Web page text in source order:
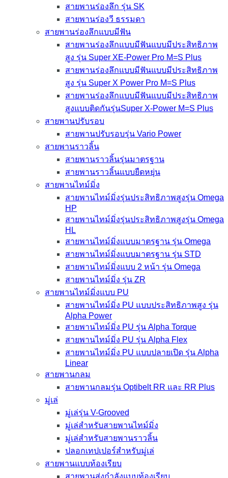
สายพานร่องลึก รุ่น SK
สายพานร่องวี ธรรมดา
สายพานร่องลึกแบบมีฟัน
สายพานร่องลึกแบบมีฟันแบบมีประสิทธิภาพ
สูง รุ่น Super XE-Power Pro M=S Plus
สายพานร่องลึกแบบมีฟันแบบมีประสิทธิภาพ
สูง รุ่น Super X Power Pro M=S Plus
สายพานร่องลึกแบบมีฟันแบบมีประสิทธิภาพ
สูงแบบติดกันรุ่นSuper X-Power M=S Plus
สายพานปรับรอบ
สายพานปรับรอบรุ่น Vario Power
สายพานราวลิ้น
สายพานราวลิ้นรุ่นมาตรฐาน
สายพานราวลิ้นแบบยืดหยุ่น
สายพานไทม์มิ่ง
สายพานไทม์มิ่งรุ่นประสิทธิภาพสูงรุ่น Omega
HP
สายพานไทม์มิ่งรุ่นประสิทธิภาพสูงรุ่น Omega
HL
สายพานไทม์มิ่งแบบมาตรฐาน รุ่น Omega
สายพานไทม์มิ่งแบบมาตรฐาน รุ่น STD
สายพานไทม์มิ่งแบบ 2 หน้า รุ่น Omega
สายพานไทม์มิ่ง รุ่น ZR
สายพานไทม์มิ่งแบบ PU
สายพานไทม์มิ่ง PU แบบประสิทธิภาพสูง รุ่น
Alpha Power
สายพานไทม์มิ่ง PU รุ่น Alpha Torque
สายพานไทม์มิ่ง PU รุ่น Alpha Flex
สายพานไทม์มิ่ง PU แบบปลายเปิด รุ่น Alpha
Linear
สายพานกลม
สายพานกลมรุ่น Optibelt RR และ RR Plus
มู่เล่
มู่เล่รุ่น V-Grooved
มู่เล่สำหรับสายพานไทม์มิ่ง
มู่เล่สำหรับสายพานราวลิ้น
ปลอกเทปเปอร์สำหรับมู่เล่
สายพานแบบท้องเรียบ
สายพานส่งกำลังแบบท้องเรียบ